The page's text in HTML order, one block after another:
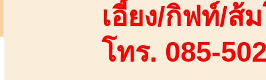
เอี้ยง/กิฟท์/ส้
โทร. 085-